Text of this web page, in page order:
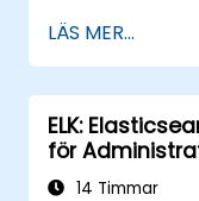
Utveckla
att
Designa
LÄS MER...
ELK:
för
14 Timmar